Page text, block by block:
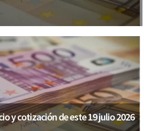
y cotización de este 19 julio 2026